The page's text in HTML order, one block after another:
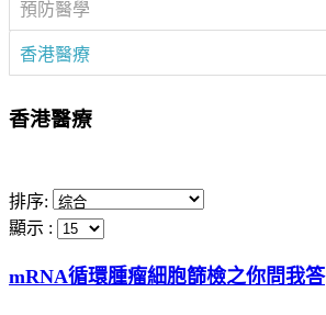
預防醫學
香港醫療
香港醫療
排序:
顯示 :
mRNA循環腫瘤細胞篩檢之你問我答